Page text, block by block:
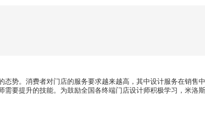
势。消费者对门店的服务要求越来越高，其中设计服务在销售
要提升的技能。为鼓励全国各终端门店设计师积极学习，米洛